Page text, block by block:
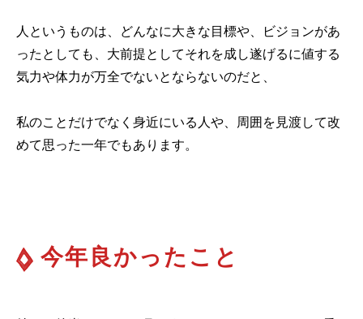
人というものは、どんなに大きな目標や、ビジョンがあ
ったとしても、大前提としてそれを成し遂げるに値する
気力や体力が万全でないとならないのだと、
私のことだけでなく身近にいる人や、周囲を見渡して改
めて思った一年でもあります。
今年良かったこと